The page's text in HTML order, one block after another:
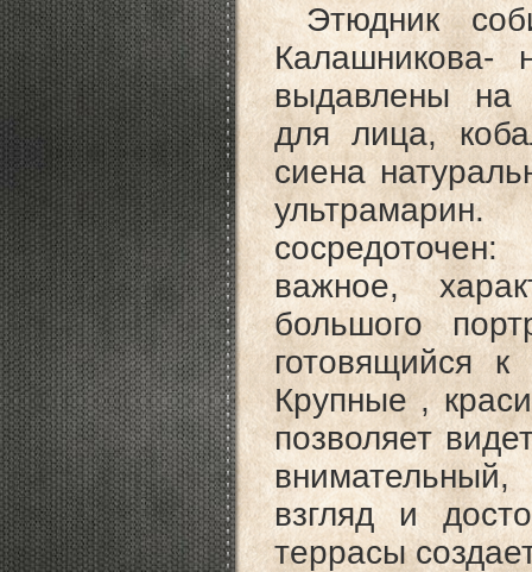
Этюдник
Калашникова-
выдавлены на
для лица,
сиена
важное,
большого
готовящийся
Крупные ,
позволяет
взгляд и
террасы